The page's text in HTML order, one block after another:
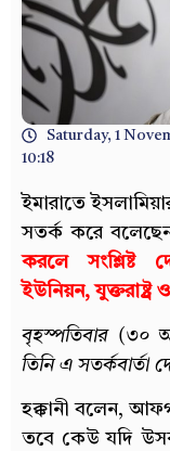
Saturday, 1
10:18
ইমারাতে ইসলামিয়ার
সতর্ক করে
করলে সংশ্লিষ্ট
ইউনিয়ন,
বৃহস্পতিবার (৩০
তিনি এ সতর্কবার্তা
হক্কানী বলেন,
তবে কেউ যদি